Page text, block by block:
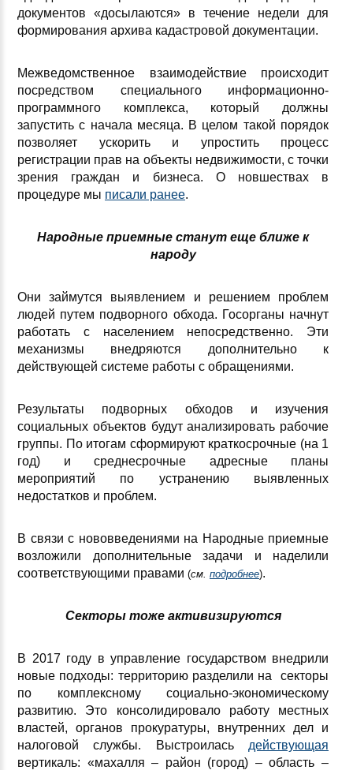
документов «досылаются» в течение недели для
формирования архива кадастровой документации.
Межведомственное взаимодействие происходит
посредством специального информационно-
программного комплекса, который должны
запустить с начала месяца. В целом такой порядок
позволяет ускорить и упростить процесс
регистрации прав на объекты недвижимости, с точки
зрения граждан и бизнеса. О новшествах в
процедуре мы писали ранее.
Народные приемные станут еще ближе к
народу
Они займутся выявлением и решением проблем
людей путем подворного обхода. Госорганы начнут
работать с населением непосредственно. Эти
механизмы внедряются дополнительно к
действующей системе работы с обращениями.
Результаты подворных обходов и изучения
социальных объектов будут анализировать рабочие
группы. По итогам сформируют краткосрочные (на 1
год) и среднесрочные адресные планы
мероприятий по устранению выявленных
недостатков и проблем.
В связи с нововведениями на Народные приемные
возложили дополнительные задачи и наделили
соответствующими правами (см. подробнее).
Секторы тоже активизируются
В 2017 году в управление государством внедрили
новые подходы: территорию разделили на секторы
по комплексному социально-экономическому
развитию. Это консолидировало работу местных
властей, органов прокуратуры, внутренних дел и
налоговой службы. Выстроилась действующая
вертикаль: «махалля – район (город) – область –